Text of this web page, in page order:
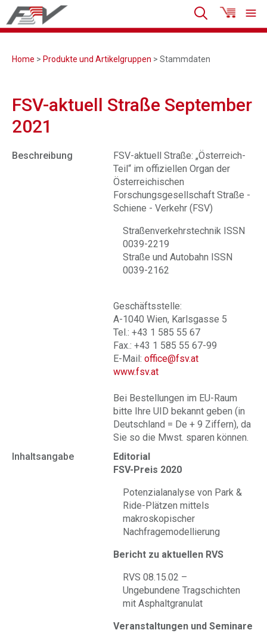
Home > Produkte und Artikelgruppen > Stammdaten
FSV-aktuell Straße September
2021
Beschreibung
FSV-aktuell Straße: „Österreich-
Teil“ im offiziellen Organ der
Österreichischen
Forschungsgesellschaft Straße -
Schiene - Verkehr (FSV)
Straßenverkehrstechnik ISSN
0039-2219
Straße und Autobahn ISSN
0039-2162
Geschäftsstelle:
A-1040 Wien, Karlsgasse 5
Tel.: +43 1 585 55 67
Fax.: +43 1 585 55 67-99
E-Mail: office@fsv.at
www.fsv.at
Bei Bestellungen im EU-Raum
bitte Ihre UID bekannt geben (in
Deutschland = De + 9 Ziffern), da
Sie so die Mwst. sparen können.
Inhaltsangabe
Editorial
FSV-Preis 2020
Potenzialanalyse von Park &
Ride-Plätzen mittels
makroskopischer
Nachfragemodellierung
Bericht zu aktuellen RVS
RVS 08.15.02 –
Ungebundene Tragschichten
mit Asphaltgranulat
Veranstaltungen und Seminare